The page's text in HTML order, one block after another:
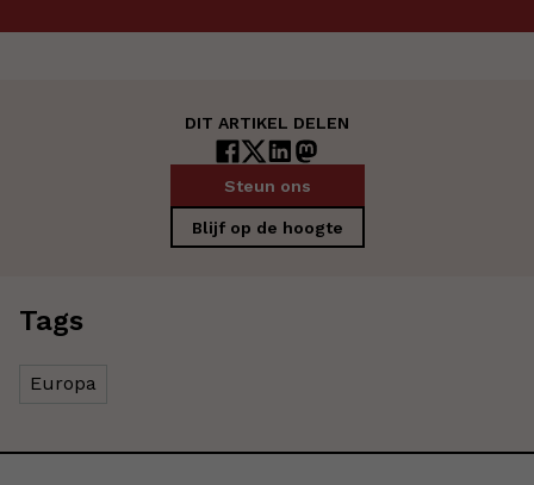
DIT ARTIKEL DELEN
Steun ons
Blijf op de hoogte
Tags
Europa